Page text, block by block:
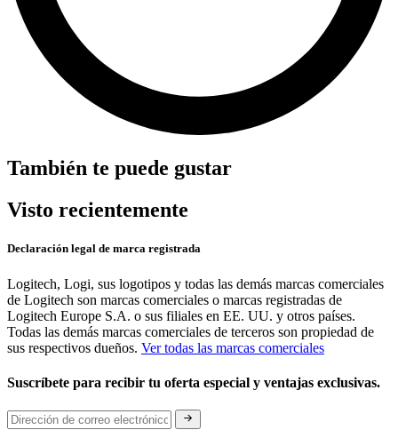
También te puede gustar
Visto recientemente
Declaración legal de marca registrada
Logitech, Logi, sus logotipos y todas las demás marcas comerciales
de Logitech son marcas comerciales o marcas registradas de
Logitech Europe S.A. o sus filiales en EE. UU. y otros países.
Todas las demás marcas comerciales de terceros son propiedad de
sus respectivos dueños. Ver todas las marcas comerciales
Suscríbete para recibir tu oferta especial y ventajas exclusivas.